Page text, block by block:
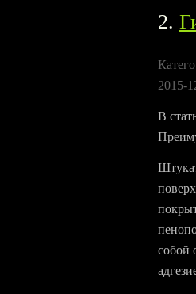
2.
2015-
В
собой